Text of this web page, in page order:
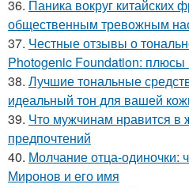
36. Паника вокруг китайских
общественным тревожным
37. Честные отзывы о
Photogenic Foundation:
38. Лучшие тональные
идеальный тон для вашей
39. Что мужчинам нравится в
предпочтений
40. Молчание отца-одиночки:
Миронов и его имя